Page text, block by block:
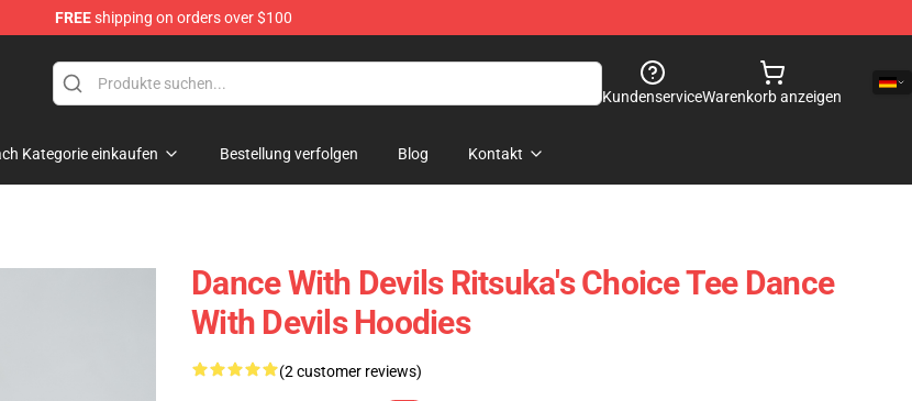
FREEshipping on orders over $100
KundenserviceWarenkorb anzeigen
Kategorie einkaufen Bestellung verfolgen Blog Kontakt
Dance With Devils Ritsuka's Choice Tee Dance
With Devils Hoodies
(2 customer reviews)